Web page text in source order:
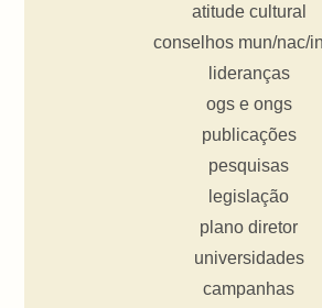
atitude cultural
conselhos mun/nac/
lideranças
ogs e ongs
publicações
pesquisas
legislação
plano diretor
universidades
campanhas